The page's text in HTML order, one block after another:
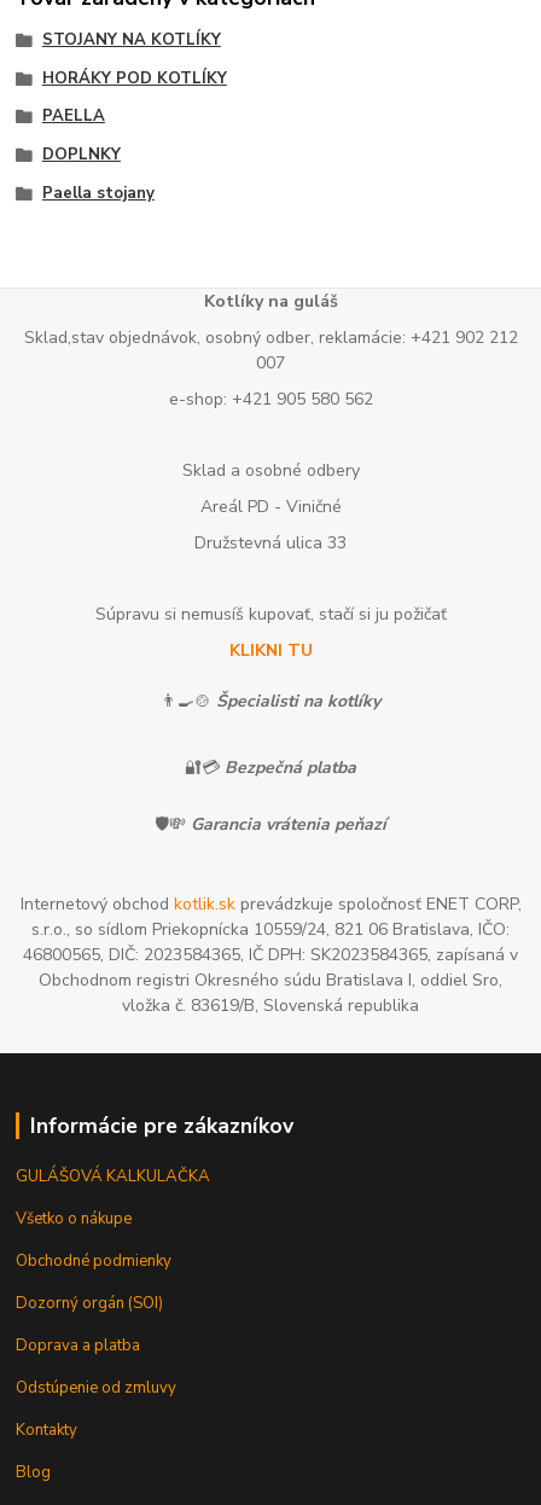
STOJANY NA KOTLÍKY
HORÁKY POD KOTLÍKY
PAELLA
DOPLNKY
Paella stojany
Kotlíky na guláš
Sklad,stav objednávok, osobný odber, reklamácie: +421 902 212
007
e-shop: +421 905 580 562
Sklad a osobné odbery
Areál PD - Viničné
Družstevná ulica 33
Súpravu si nemusíš kupovať, stačí si ju požičať
KLIKNI TU
👨‍🍳🍲 Špecialisti na kotlíky
🔐💳 Bezpečná platba
🛡️💸 Garancia vrátenia peňazí
Internetový obchod kotlik.skprevádzkuje spoločnosť ENET CORP,
s.r.o., so sídlom Priekopnícka 10559/24, 821 06 Bratislava, IČO:
46800565, DIČ: 2023584365, IČ DPH: SK2023584365, zapísaná v
Obchodnom registri Okresného súdu Bratislava I, oddiel Sro,
vložka č. 83619/B, Slovenská republika
Informácie pre zákazníkov
GULÁŠOVÁ KALKULAČKA
Všetko o nákupe
Obchodné podmienky
Dozorný orgán (SOI)
Doprava a platba
Odstúpenie od zmluvy
Kontakty
Blog